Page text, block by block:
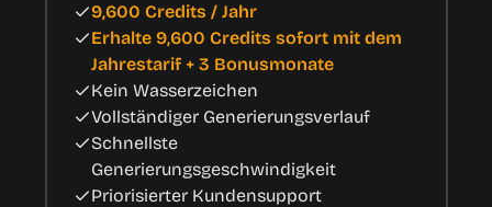
9,600 Credits / Jahr
Erhalte 9,600 Credits sofort mit dem
Jahrestarif + 3 Bonusmonate
Kein Wasserzeichen
Vollständiger Generierungsverlauf
Schnellste
Generierungsgeschwindigkeit
Priorisierter Kundensupport